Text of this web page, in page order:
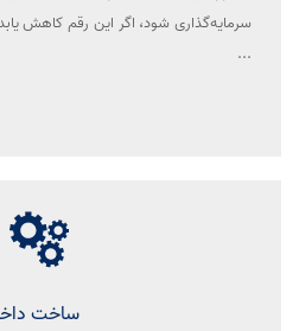
سرمایه‌گذاری شود، اگر این رقم کاهش
...
ساخت